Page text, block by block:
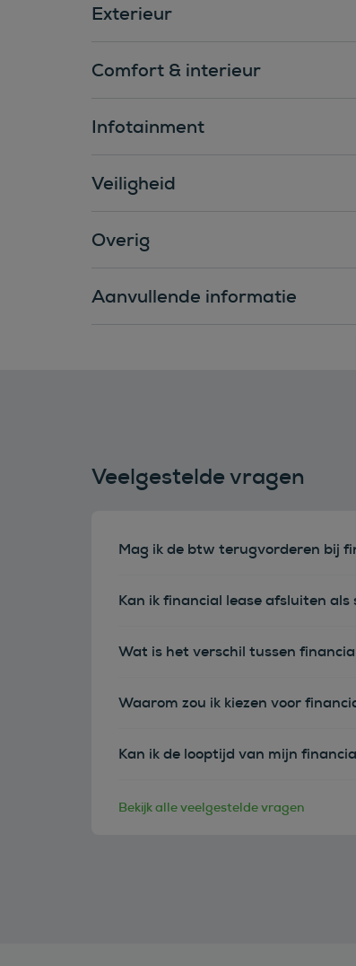
Exterieur
Comfort & interieur
Infotainment
Veiligheid
Overig
Aanvullende informatie
Veelgestelde vragen
Mag ik de btw terugvorderen bij
Kan ik financial lease afsluiten
Wat is het verschil tussen
Waarom zou ik kiezen voor
Kan ik de looptijd van mijn
Bekijk alle veelgestelde vragen